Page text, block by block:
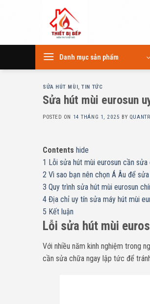
Danh mục sản phẩm
SỬA HÚT MÙI,TIN TỨC
Sửa hút mùi eurosun
POSTED ON 14 THÁNG 1, 2025 BY
Contents hide
1 Lỗi sửa hút mùi eurosun cần sửa
2 Vì sao bạn nên chọn Á Âu để
3 Quy trình sửa hút mùi eurosun
4 Địa chỉ uy tín sửa máy hút mùi
5 Kết luận
Lỗi sửa hút mùi
Với nhiều năm kinh nghiệm trong
cần sửa chữa ngay lập tức để